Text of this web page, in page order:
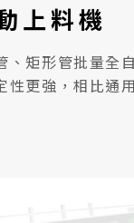
上料機
、矩形管批量全
性更強，相比通